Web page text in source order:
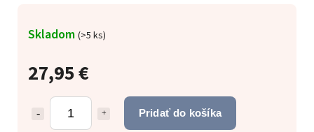
27,95 €
Pridať do košíka
Skladom (>5 ks)